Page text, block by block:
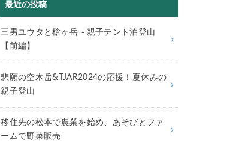
最近の投稿
三男ユウタと槍ヶ岳～親子テント泊登山
【前編】
悲願の空木岳&TJAR2024の応援！夏休みの
親子登山
移住先の松本で農業を始め、あそびとファ
ームで野菜販売